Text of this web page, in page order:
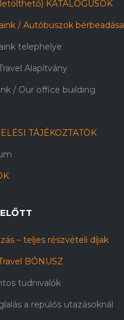
KATALÓGUSOK
/ Autóbuszok bérbeadása
telephelye
Alapítvány
/ Our office building
TÁJÉKOZTATÓK
– teljes részvételi díjak
BÓNUSZ
tudnivalók
a repülős utazásoknál